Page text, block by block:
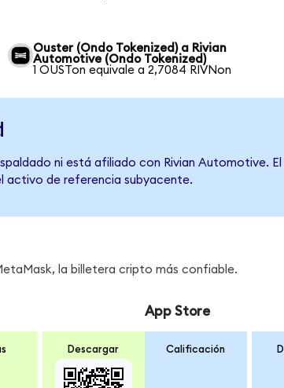
Ouster (Ondo Tokenized) a Rivian
Automotive (Ondo Tokenized)
1 OUSTon equivale a 2,7084 RIVNon
ni está afiliado con Rivian Automotive.
activo de referencia subyacente.
la billetera cripto más confiable.
Descargar
App Store
Calificación